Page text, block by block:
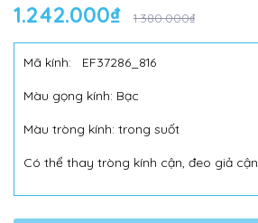
1.242.000₫ 1.380.000₫
Mã kính: EF37286_816
Màu gọng kính: Bạc
Màu tròng kính: trong suốt
Có thể thay tròng kính cận, đeo giả cận